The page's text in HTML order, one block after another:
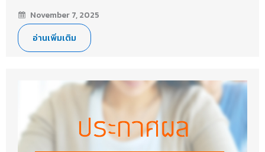
November 7, 2025
อ่านเพิ่มเติม